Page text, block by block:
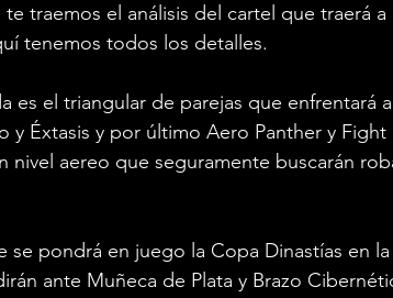
traemos el análisis del cartel que traerá
tenemos todos los detalles.
es el triangular de parejas que enfrentará
y Éxtasis y por último Aero Panther y Fight
nivel aereo que seguramente buscarán
se pondrá en juego la Copa Dinastías en
ante Muñeca de Plata y Brazo